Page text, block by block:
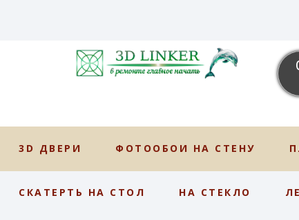
3D ДВЕРИ ФОТООБОИ НА СТЕНУ
СКАТЕРТЬ НА СТОЛ НА СТЕКЛО